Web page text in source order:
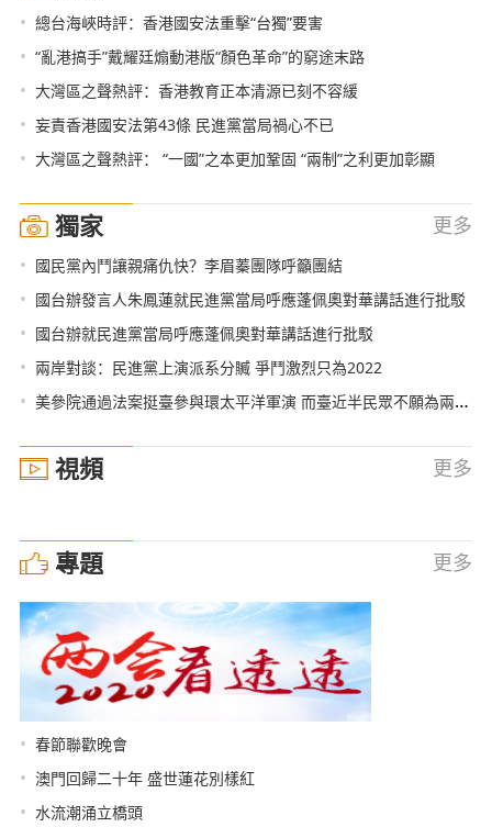
• 總台海峽時評：香港國安法重擊“台獨”要害
• “亂港搞手”戴耀廷煽動港版“顏色革命”的窮途末路
• 大灣區之聲熱評：香港教育正本清源已刻不容緩
• 妄責香港國安法第43條 民進黨當局禍心不已
• 大灣區之聲熱評： “一國”之本更加鞏固 “兩制”之利更加彰顯
獨家 更多
• 國民黨內鬥讓親痛仇快？李眉蓁團隊呼籲團結
• 國台辦發言人朱鳳蓮就民進黨當局呼應蓬佩奧對華講話進行批駁
• 國台辦就民進黨當局呼應蓬佩奧對華講話進行批駁
• 兩岸對談：民進黨上演派系分贓 爭鬥激烈只為2022
• 美參院通過法案挺臺參與環太平洋軍演 而臺近半民眾不願為兩岸衝突上戰場
視頻 更多
專題 更多
• 春節聯歡晚會
• 澳門回歸二十年 盛世蓮花別樣紅
• 水流潮涌立橋頭